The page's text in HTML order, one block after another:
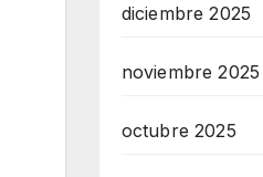
diciembre 2025
noviembre 2025
octubre 2025